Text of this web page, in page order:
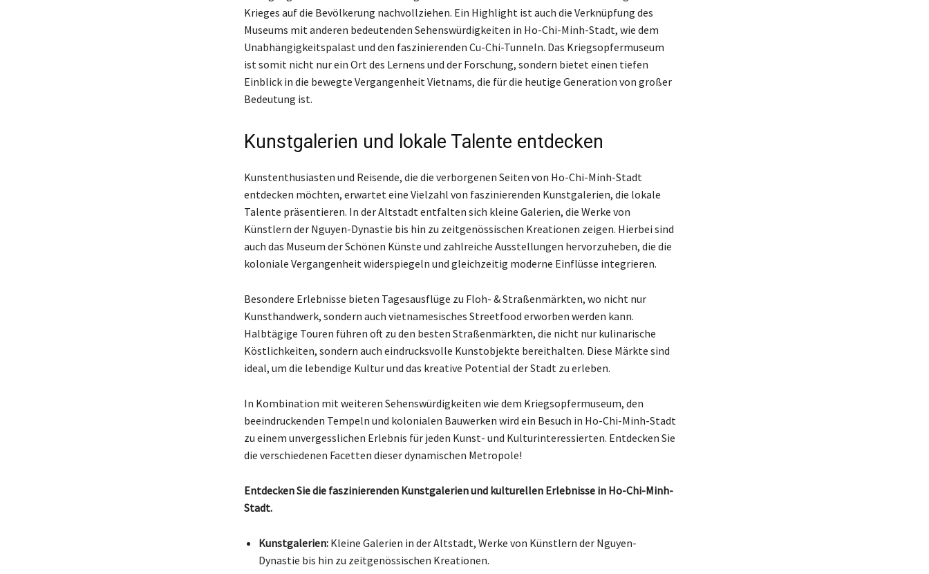
Krieges auf die Bevölkerung nachvollziehen. Ein Highlight ist auch die Verknüpfung des
Museums mit anderen bedeutenden Sehenswürdigkeiten in Ho-Chi-Minh-Stadt, wie dem
Unabhängigkeitspalast und den faszinierenden Cu-Chi-Tunneln. Das Kriegsopfermuseum
ist somit nicht nur ein Ort des Lernens und der Forschung, sondern bietet einen tiefen
Einblick in die bewegte Vergangenheit Vietnams, die für die heutige Generation von großer
Bedeutung ist.
Kunstgalerien und lokale Talente entdecken
Kunstenthusiasten und Reisende, die die verborgenen Seiten von Ho-Chi-Minh-Stadt
entdecken möchten, erwartet eine Vielzahl von faszinierenden Kunstgalerien, die lokale
Talente präsentieren. In der Altstadt entfalten sich kleine Galerien, die Werke von
Künstlern der Nguyen-Dynastie bis hin zu zeitgenössischen Kreationen zeigen. Hierbei sind
auch das Museum der Schönen Künste und zahlreiche Ausstellungen hervorzuheben, die die
koloniale Vergangenheit widerspiegeln und gleichzeitig moderne Einflüsse integrieren.
Besondere Erlebnisse bieten Tagesausflüge zu Floh- & Straßenmärkten, wo nicht nur
Kunsthandwerk, sondern auch vietnamesisches Streetfood erworben werden kann.
Halbtägige Touren führen oft zu den besten Straßenmärkten, die nicht nur kulinarische
Köstlichkeiten, sondern auch eindrucksvolle Kunstobjekte bereithalten. Diese Märkte sind
ideal, um die lebendige Kultur und das kreative Potential der Stadt zu erleben.
In Kombination mit weiteren Sehenswürdigkeiten wie dem Kriegsopfermuseum, den
beeindruckenden Tempeln und kolonialen Bauwerken wird ein Besuch in Ho-Chi-Minh-Stadt
zu einem unvergesslichen Erlebnis für jeden Kunst- und Kulturinteressierten. Entdecken Sie
die verschiedenen Facetten dieser dynamischen Metropole!
Entdecken Sie die faszinierenden Kunstgalerien und kulturellen Erlebnisse in Ho-Chi-Minh-
Stadt.
Kunstgalerien:Kleine Galerien in der Altstadt, Werke von Künstlern der Nguyen-
Dynastie bis hin zu zeitgenössischen Kreationen.